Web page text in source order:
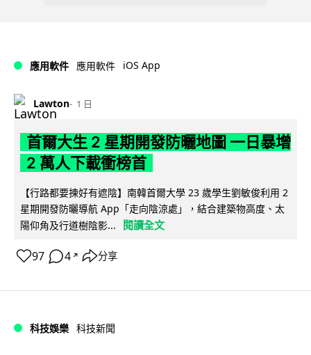
應用軟件 應用軟件 iOS App
Lawton 1 日
首爾大生 2 星期開發防曬地圖 一日暴增
2 萬人下載衝榜首
【行路都要揀好有遮陰】南韓首爾大學 23 歲學生劉敏俊利用 2
星期開發防曬導航 App「走向陰涼處」，結合建築物高度、太
陽仰角及行道樹陰影...
閱讀全文
97 4 ↗ 分享
科技娛樂 科技新聞